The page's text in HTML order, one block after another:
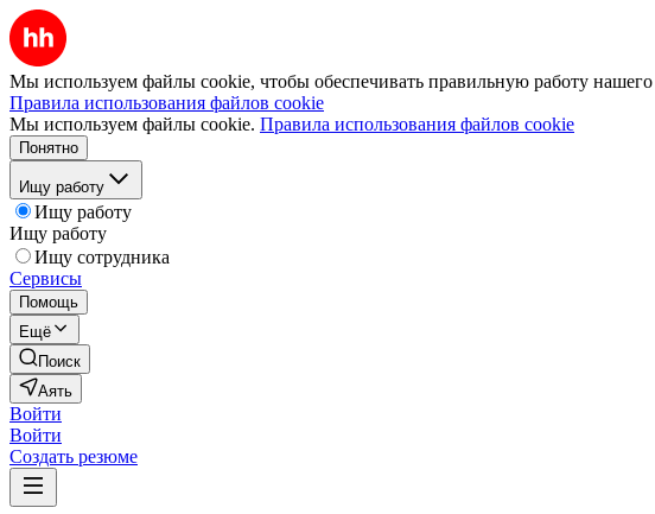
Мы используем файлы cookie, чтобы обеспечивать правильную работу нашего
Правила использования файлов cookie
Мы используем файлы cookie. Правила использования файлов cookie
Понятно
Ищу работу
Ищу работу
Ищу работу
Ищу сотрудника
Сервисы
Помощь
Ещё
Поиск
Аять
Войти
Войти
Создать резюме